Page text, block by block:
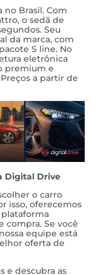
no Brasil. Com
o sedã de
Seu
da marca, com
S line. No
eletrônica
premium e
a partir de
Digital Drive
o carro
isso, oferecemos
compra. Se você
equipe está
oferta de
e descubra as